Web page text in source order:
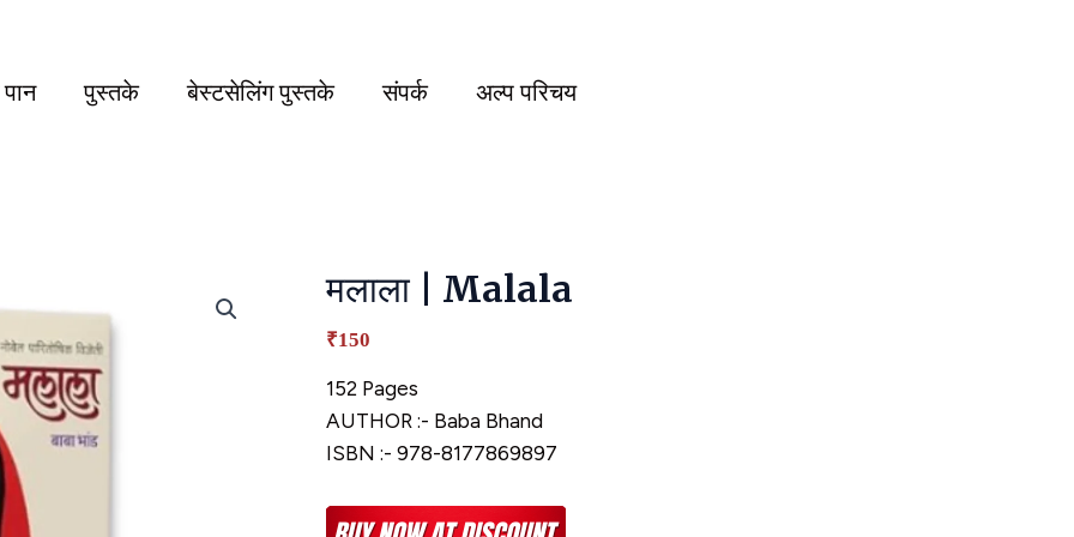
पुस्तके बेस्टसेलिंग पुस्तके संपर्क अल्प परिचय
मलाला | Malala
₹150
152 Pages
AUTHOR :- Baba Bhand
ISBN :- 978-8177869897